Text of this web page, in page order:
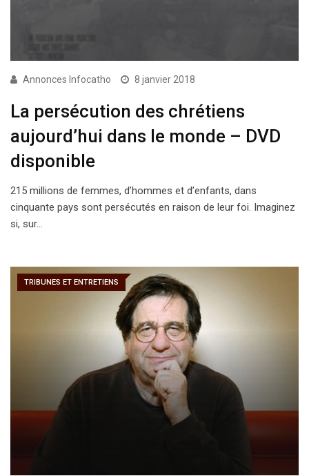
Annonces Infocatho 8 janvier 2018
La persécution des chrétiens
aujourd’hui dans le monde – DVD
disponible
215 millions de femmes, d’hommes et d’enfants, dans
cinquante pays sont persécutés en raison de leur foi. Imaginez
si, sur…
TRIBUNES ET ENTRETIENS